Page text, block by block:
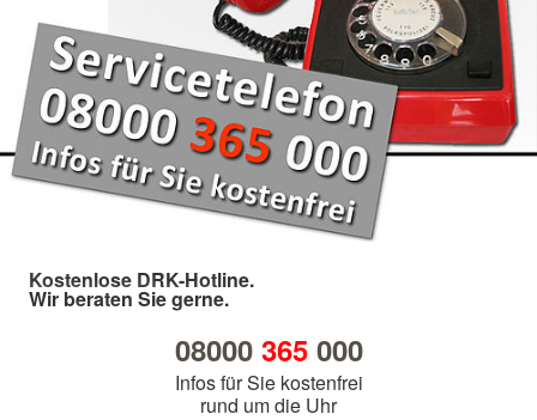
Kostenlose DRK-Hotline.
Wir beraten Sie gerne.
08000 365000
Infos für Sie kostenfrei
rund um die Uhr